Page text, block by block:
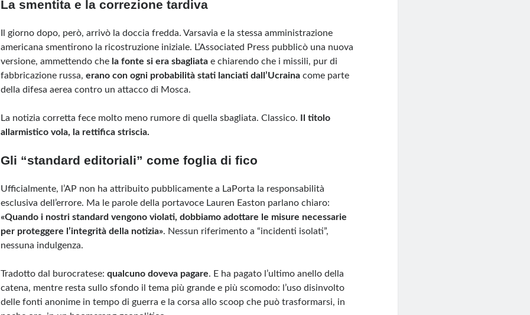
La smentita e la correzione tardiva
Il giorno dopo, però, arrivò la doccia fredda. Varsavia e la stessa amministrazione
americana smentirono la ricostruzione iniziale. L’Associated Press pubblicò una nuova
versione, ammettendo che la fonte si era sbagliata e chiarendo che i missili, pur di
fabbricazione russa,erano con ogni probabilità stati lanciati dall’Ucraina come parte
della difesa aerea contro un attacco di Mosca.
La notizia corretta fece molto meno rumore di quella sbagliata. Classico.
Il titolo
allarmistico vola, la rettifica striscia.
Gli “standard editoriali” come foglia di fico
Ufficialmente, l’AP non ha attribuito pubblicamente a LaPorta la responsabilità
esclusiva dell’errore. Ma le parole della portavoce Lauren Easton parlano chiaro:
«Quando i nostri standard vengono violati, dobbiamo adottare le misure necessarie
per proteggere l’integrità della notizia». Nessun riferimento a “incidenti isolati”,
nessuna indulgenza.
Tradotto dal burocratese:qualcuno doveva pagare. E ha pagato l’ultimo anello della
catena, mentre resta sullo sfondo il tema più grande e più scomodo: l’uso disinvolto
delle fonti anonime in tempo di guerra e la corsa allo scoop che può trasformarsi, in